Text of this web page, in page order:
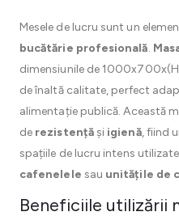
Mesele de lucru sunt un
bucătărie profesională.
dimensiunile de
de înaltă calitate, perfect
alimentație publică. Această
de rezistențăși igienă, fiind
spațiile de lucru intens
cafenelele sau unitățile de
Beneficiile utilizării